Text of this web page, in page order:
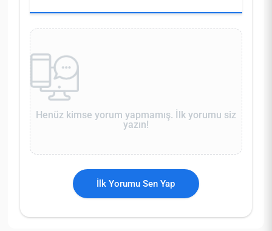
Henüz kimse yorum yapmamış. İlk yorumu siz
yazın!
İlk Yorumu Sen Yap